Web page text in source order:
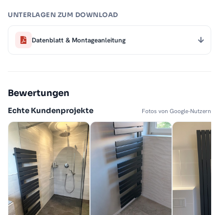
UNTERLAGEN ZUM DOWNLOAD
Datenblatt & Montageanleitung
Bewertungen
Echte Kundenprojekte Fotos von Google-Nutzern